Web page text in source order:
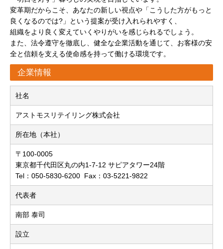
変革期だからこそ、あなたの新しい視点や「こうした方がもっと
良くなるのでは?」という提案が受け入れられやすく、
組織をより良く変えていくやりがいを感じられるでしょう。
また、法令遵守を徹底し、健全な企業活動を通じて、お客様の安
全と信頼を支える使命感を持って働ける環境です。
企業情報
社名
アストモスリテイリング株式会社
所在地（本社）
〒100-0005
東京都千代田区丸の内1-7-12 サピアタワー24階
Tel：050-5830-6200 Fax：03-5221-9822
代表者
南部 泰司
設立